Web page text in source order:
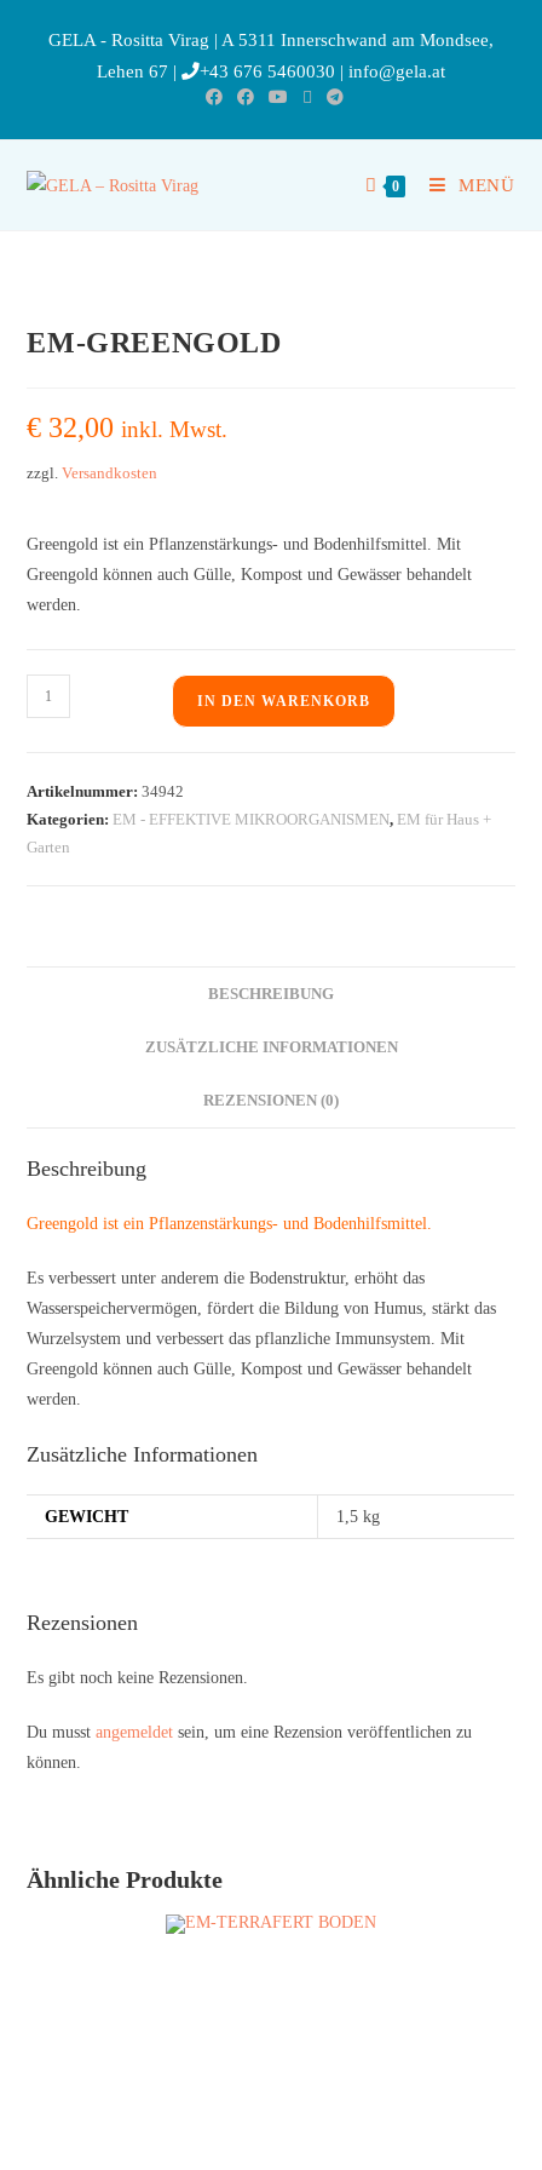
GELA - Rositta Virag | A 5311 Innerschwand am Mondsee,
Lehen 67 |
+43 676 5460030 | info@gela.at
0 MENÜ
EM-GREENGOLD
€ 32,00 inkl. Mwst.
zzgl.Versandkosten
Greengold ist ein Pflanzenstärkungs- und Bodenhilfsmittel. Mit
Greengold können auch Gülle, Kompost und Gewässer behandelt
werden.
IN DEN WARENKORB
Artikelnummer:34942
Kategorien: EM - EFFEKTIVE MIKROORGANISMEN, EM für Haus +
Garten
BESCHREIBUNG
ZUSÄTZLICHE INFORMATIONEN
REZENSIONEN (0)
Beschreibung
Greengold ist ein Pflanzenstärkungs- und Bodenhilfsmittel.
Es verbessert unter anderem die Bodenstruktur, erhöht das
Wasserspeichervermögen, fördert die Bildung von Humus, stärkt das
Wurzelsystem und verbessert das pflanzliche Immunsystem. Mit
Greengold können auch Gülle, Kompost und Gewässer behandelt
werden.
Zusätzliche Informationen
GEWICHT 1,5 kg
Rezensionen
Es gibt noch keine Rezensionen.
Du musstangemeldet sein, um eine Rezension veröffentlichen zu
können.
Ähnliche Produkte